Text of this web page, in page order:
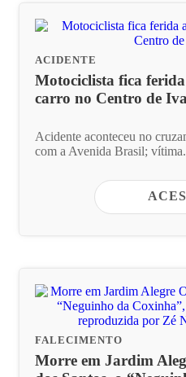
ACIDENTE
Motociclista fica
carro no Centro de
Acidente aconteceu no
com a Avenida Brasil;
FALECIMENTO
Morre em Jardim